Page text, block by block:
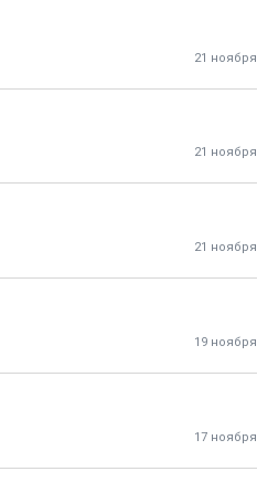
21 ноября
21 ноября
21 ноября
19 ноября
17 ноября